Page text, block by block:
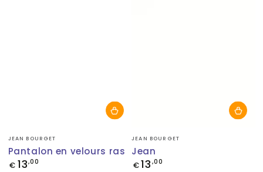
Fournisseur:
JEAN BOURGET
Pantalon en velours ras
Prix
€ 13,00
Fournisseur:
JEAN BOURGET
Jean
Prix
€13 ,00